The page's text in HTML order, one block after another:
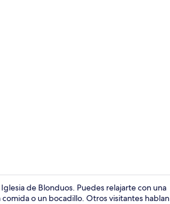
de Blonduos. Puedes relajarte con una
o un bocadillo. Otros visitantes hablan